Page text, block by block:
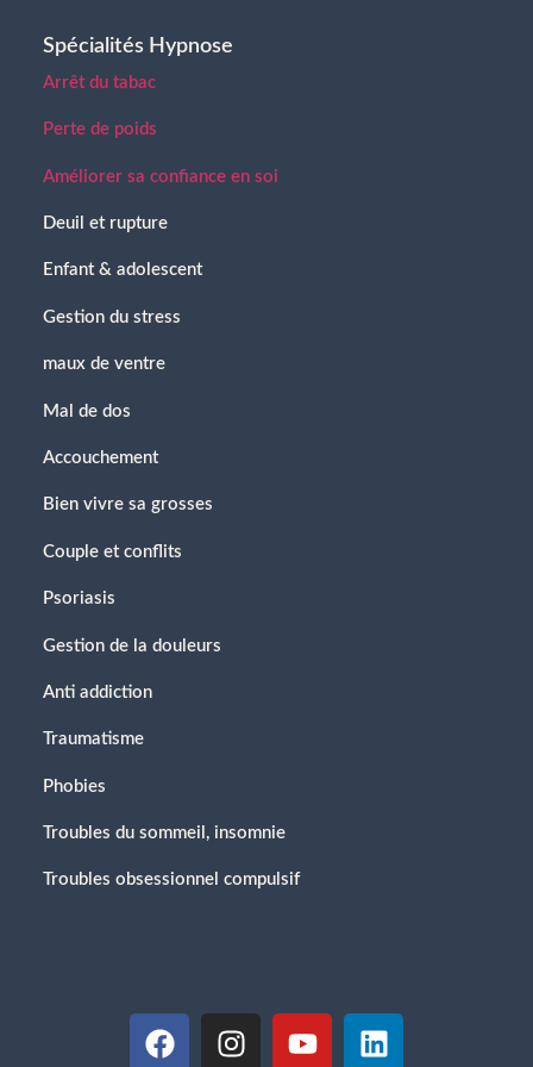
Spécialités Hypnose
Arrêt du tabac
Perte de poids
Améliorer sa confiance en soi
Deuil et rupture
Enfant & adolescent
Gestion du stress
maux de ventre
Mal de dos
Accouchement
Bien vivre sa grosses
Couple et conflits
Psoriasis
Gestion de la douleurs
Anti addiction
Traumatisme
Phobies
Troubles du sommeil, insomnie
Troubles obsessionnel compulsif